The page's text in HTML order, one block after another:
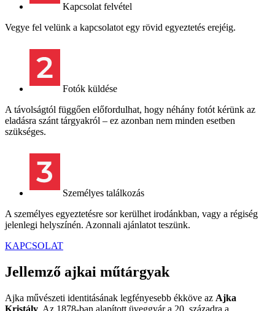
Kapcsolat felvétel
Vegye fel velünk a kapcsolatot egy rövid egyeztetés erejéig.
Fotók küldése
A távolságtól függően előfordulhat, hogy néhány fotót kérünk az
eladásra szánt tárgyakról – ez azonban nem minden esetben
szükséges.
Személyes találkozás
A személyes egyeztetésre sor kerülhet irodánkban, vagy a régiség
jelenlegi helyszínén. Azonnali ajánlatot teszünk.
KAPCSOLAT
Jellemző ajkai műtárgyak
Ajka művészeti identitásának legfényesebb ékköve az Ajka
Kristály . Az 1878-ban alapított üveggyár a 20. századra a